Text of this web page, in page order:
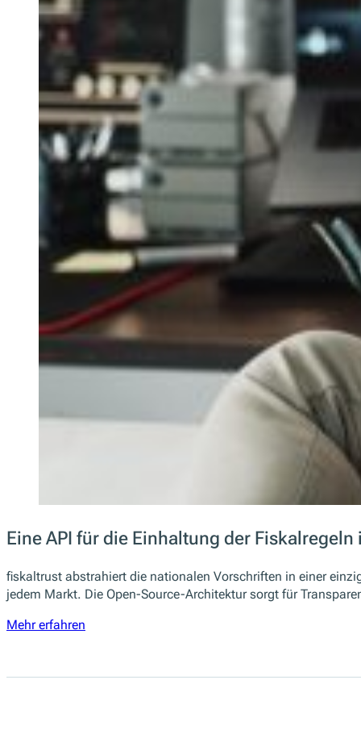
Eine API für die Einhaltung der Fiskalregeln
fiskaltrust abstrahiert die nationalen Vorschriften in einer
jedem Markt. Die Open-Source-Architektur sorgt für
Mehr erfahren